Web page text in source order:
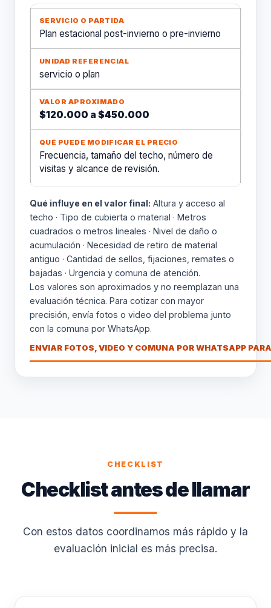
Plan estacional post-invierno o pre-invierno
servicio o plan
$120.000 a $450.000
Frecuencia, tamaño del techo, número de
visitas y alcance de revisión.
Qué influye en el valor final: Altura y acceso al
techo · Tipo de cubierta o material · Metros
cuadrados o metros lineales · Nivel de daño o
acumulación · Necesidad de retiro de material
antiguo · Cantidad de sellos, fijaciones, remates o
bajadas · Urgencia y comuna de atención.
Los valores son aproximados y no reemplazan una
evaluación técnica. Para cotizar con mayor
precisión, envía fotos o video del problema junto
con la comuna por WhatsApp.
ENVIAR FOTOS, VIDEO Y COMUNA POR WHATSAPP
CHECKLIST
Checklist antes de llamar
Con estos datos coordinamos más rápido y la
evaluación inicial es más precisa.